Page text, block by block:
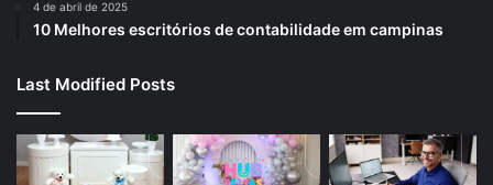
4 de abril de 2025
10 Melhores escritórios de contabilidade em campinas
Last Modified Posts